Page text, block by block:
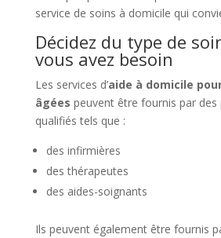
service de soins à domicile qui
Décidez du type de
vous avez besoin
Les services d’aide à domicile
âgées peuvent être fournis par des
qualifiés tels que :
des infirmières
des thérapeutes
des aides-soignants
Ils peuvent également être fournis